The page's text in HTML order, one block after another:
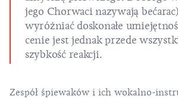
jego Chorwaci nazywają
wyróżniać doskonałe
cenie jest jednak przede
szybkość reakcji.
Zespół śpiewaków i ich wokalno-